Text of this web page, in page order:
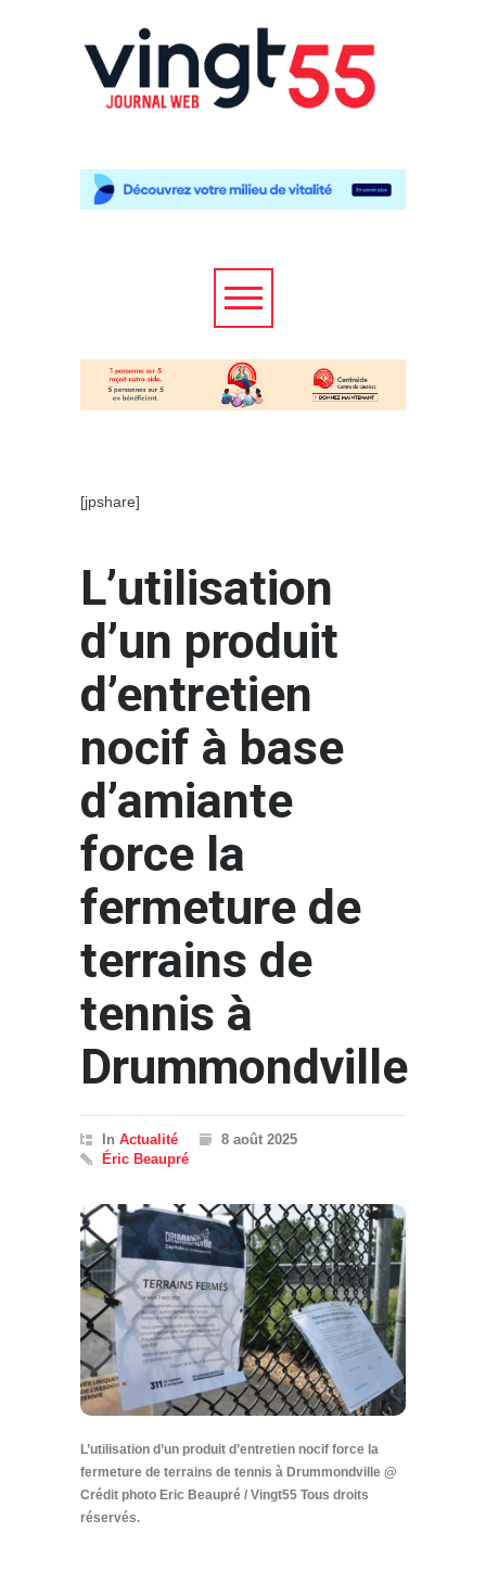
[jpshare]
L’utilisation
d’un produit
d’entretien
nocif à base
d’amiante
force la
fermeture de
terrains de
tennis à
Drummondville
In Actualité
8 août 2025
Éric Beaupré
L’utilisation d’un produit d’entretien nocif force la
fermeture de terrains de tennis à Drummondville @
Crédit photo Eric Beaupré / Vingt55 Tous droits
réservés.